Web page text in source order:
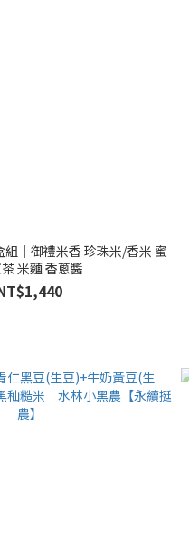
｜御禮米香 珍珠米/香米 蜜
米麵 香蔥醬